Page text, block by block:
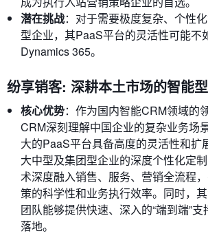
潜在挑战：对于需要极度复杂、个性
型企业，其PaaS平台的灵活性可能不
Dynamics 365。
纷享销客: 深耕本土市场的智能
核心优势：作为国内智能CRM领域的
CRM深刻理解中国企业的复杂业务场
大的PaaS平台具备高度的灵活性和扩
大中型及集团型企业的深度个性化定
术深度融入销售、服务、营销全流程
策的科学性和业务执行效率。同时，
团队能够提供快速、深入的“端到端”
落地。